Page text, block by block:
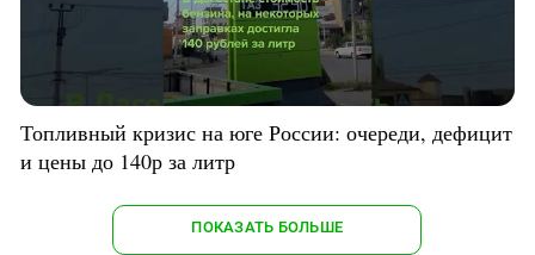
Топливный кризис на юге России: очереди, дефицит
и цены до 140р за литр
ПОКАЗАТЬ БОЛЬШЕ